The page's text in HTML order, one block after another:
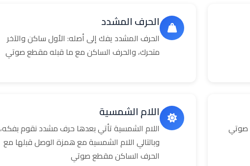
الحرف المشدد
الحرف المشدد يفك إلى أصله: الأول ساكن والآخر
متحرك، والحرف الساكن مع ما قبله مقطع صوتي
صوتي
اللام الشمسية
اللام الشمسية تأتي بعدها حرف مشدد نقوم بفكه،
وبالتالي اللام الشمسية مع همزة الوصل قبلها مع
الحرف الساكن مقطع صوتي